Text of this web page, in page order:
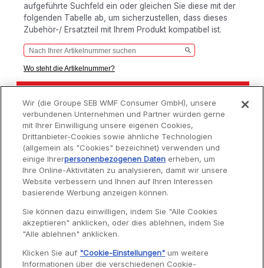
aufgeführte Suchfeld ein oder gleichen Sie diese mit der
folgenden Tabelle ab, um sicherzustellen, dass dieses
Zubehör-/ Ersatzteil mit Ihrem Produkt kompatibel ist.
Wo steht die Artikelnummer?
Produkte
Artikelnummern
VOLUPTA HF404117
Service
Garantie
Reparaturen
Wir (die Groupe SEB WMF Consumer GmbH), unsere
verbundenen Unternehmen und Partner würden gerne
mit Ihrer Einwilligung unsere eigenen Cookies,
Drittanbieter-Cookies sowie ähnliche Technologien
(allgemein als "Cookies" bezeichnet) verwenden und
einige Ihrerpersonenbezogenen Daten erheben, um
Ihre Online-Aktivitäten zu analysieren, damit wir unsere
Website verbessern und Ihnen auf Ihren Interessen
basierende Werbung anzeigen können.
Sie können dazu einwilligen, indem Sie "Alle Cookies
akzeptieren" anklicken, oder dies ablehnen, indem Sie
"Alle ablehnen" anklicken.
Klicken Sie auf "Cookie-Einstellungen" um weitere
Informationen über die verschiedenen Cookie-